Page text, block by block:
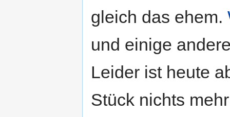
gleich das ehem.
und einige
Leider ist heute
Stück nichts